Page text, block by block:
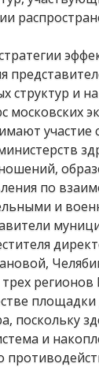
структур и
московских
участие
по
и
поскольку
и